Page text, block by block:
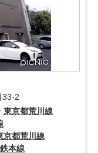
33-2
東京都荒川線
京都荒川線
本線